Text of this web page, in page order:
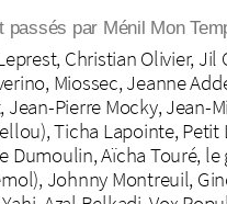
passés par Ménil Mon
Christian Olivier, Jil
Miossec, Jeanne
Jean-Pierre Mocky, Jean-
Ticha Lapointe,
Dumoulin, Aïcha Touré, le
Johnny Montreuil,